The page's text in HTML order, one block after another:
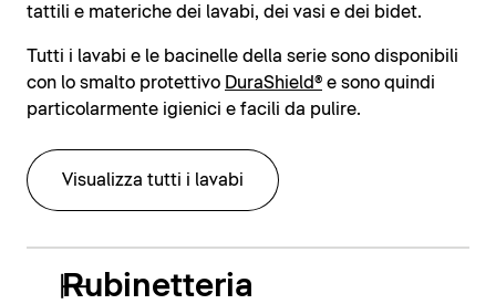
tattili e materiche dei lavabi, dei vasi e dei bidet.
Tutti i lavabi e le bacinelle della serie sono disponibili
con lo smalto protettivo DuraShield® e sono quindi
particolarmente igienici e facili da pulire.
Visualizza tutti i lavabi
Rubinetteria